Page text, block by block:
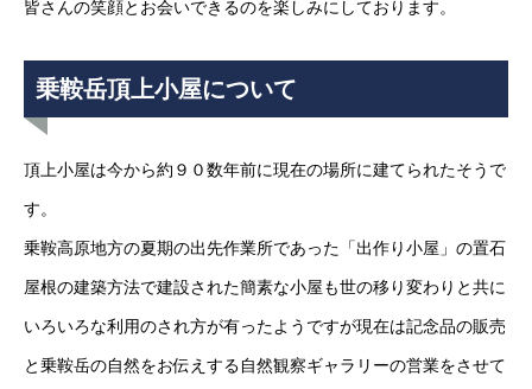
皆さんの笑顔とお会いできるのを楽しみにしております。
乗鞍岳頂上小屋について
頂上小屋は今から約９０数年前に現在の場所に建てられたそうで
す。
乗鞍高原地方の夏期の出先作業所であった「出作り小屋」の置石
屋根の建築方法で建設された簡素な小屋も世の移り変わりと共に
いろいろな利用のされ方が有ったようですが現在は記念品の販売
と乗鞍岳の自然をお伝えする自然観察ギャラリーの営業をさせて